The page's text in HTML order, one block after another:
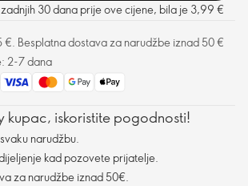
30 dana prije ove cijene, bila je 3,99 €
€. Besplatna dostava za narudžbe iznad 50 €
2-7 dana
kupac, iskoristite pogodnosti!
narudžbu.
kad pozovete prijatelje.
za narudžbe iznad 50€.